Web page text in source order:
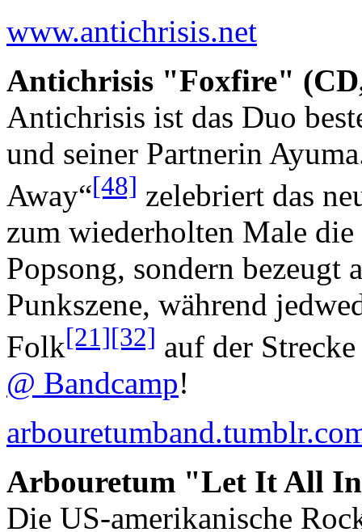
www.antichrisis.net
Antichrisis "Foxfire"
Antichrisis ist das Duo
und seiner Partnerin
Away“[48] zelebriert das
zum wiederholten Male
Popsong, sondern bezeugt
Punkszene, während
Folk[21][32] auf der
@ Bandcamp!
Arbouretum "Let It All
Die US-amerikanische